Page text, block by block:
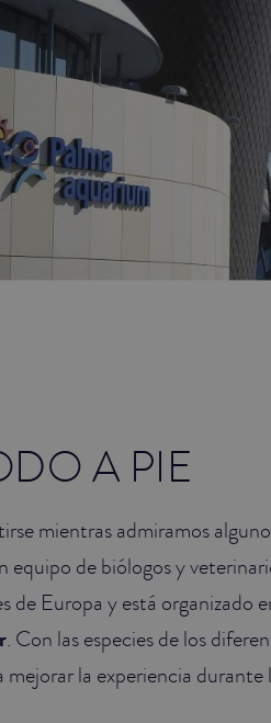
A PIE
mientras admiramos
equipo de biólogos y
de Europa y está organizado
. Con las especies de los
la experiencia durante